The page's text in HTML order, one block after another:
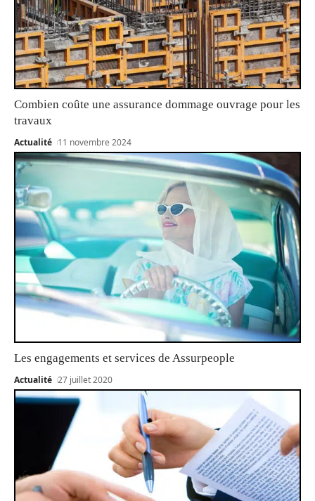
Combien coûte une assurance dommage ouvrage pour les
travaux
Actualité 11 novembre 2024
Les engagements et services de Assurpeople
Actualité 27 juillet 2020